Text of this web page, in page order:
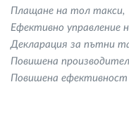
Плащане на тол такси
Ефективно
Декларация за пътни
Повишена
Повишена ефективност